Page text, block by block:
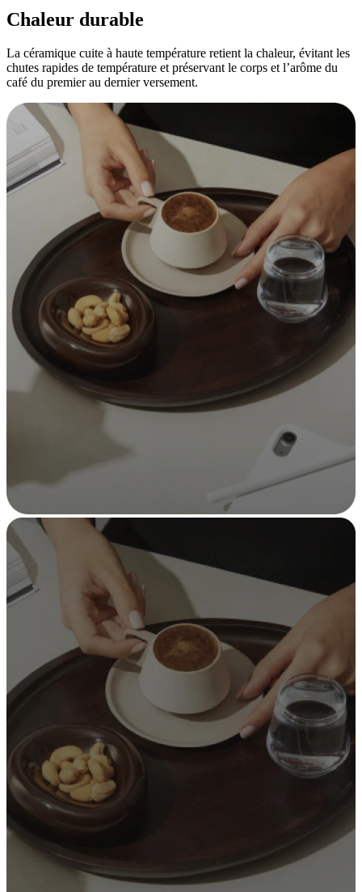
Chaleur durable
La céramique cuite à haute température retient la chaleur, évitant les
chutes rapides de température et préservant le corps et l’arôme du
café du premier au dernier versement.